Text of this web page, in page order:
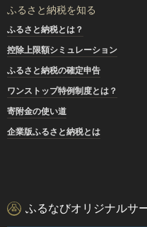
ふるさと納税を知る
ふるさと納税とは？
控除上限額シミュレーション
ふるさと納税の確定申告
ワンストップ特例制度とは？
寄附金の使い道
企業版ふるさと納税とは
ふるなびオリジナルサ